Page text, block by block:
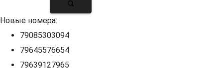
Новые номера:
79085303094
79645576654
79639127965